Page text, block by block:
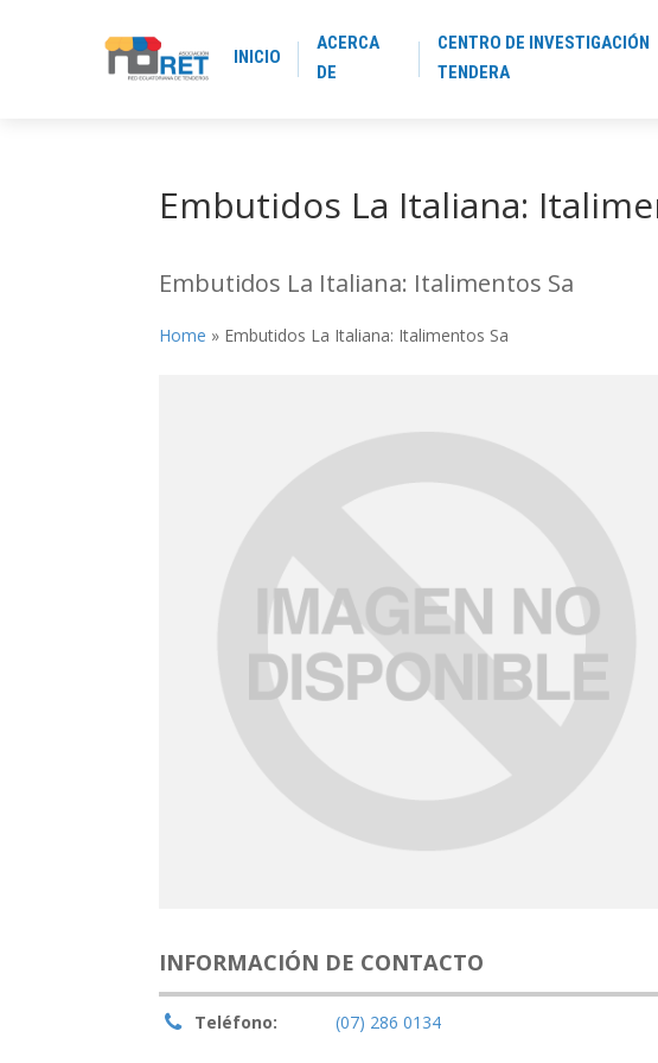
INICIO
ACERCA
DE
CENTRO DE INVESTIGACIÓN
TENDERA
Embutidos La Italiana:
Embutidos La Italiana: Italimentos Sa
Home » Embutidos La Italiana: Italimentos Sa
INFORMACIÓN DE CONTACTO
Teléfono: (07) 286 0134